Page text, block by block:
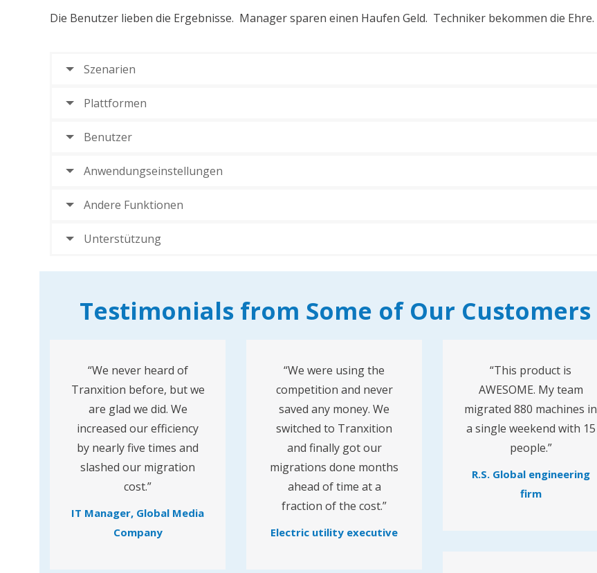
Die Benutzer lieben die Ergebnisse. Manager sparen einen Haufen Geld. Techniker bekommen die Ehre.
Szenarien
Plattformen
Benutzer
Anwendungseinstellungen
Andere Funktionen
Unterstützung
Testimonials from Some of Our Customers
IT Manager, Global Media
Company
“We never heard of
Tranxition before, but we
are glad we did. We
increased our efficiency
by nearly five times and
slashed our migration
cost.”
Electric utility executive
“We were using the
competition and never
saved any money. We
switched to Tranxition
and finally got our
migrations done months
ahead of time at a
fraction of the cost.”
R.S. Global engineering
firm
“This product is
AWESOME. My team
migrated 880 machines in
a single weekend with 15
people.”